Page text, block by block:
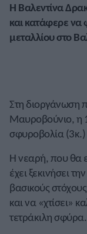
Η Βαλεντίνα
και κατάφερε να
μεταλλίου στο
Στη διοργάνωση
Μαυροβούνιο, η
σφυροβολία
Η νεαρή, που θα
έχει ξεκινήσει
βασικούς
και να «χτίσει»
τετράκιλη σφύρα.